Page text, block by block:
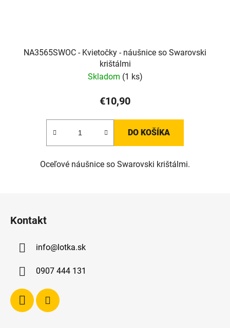
NA3565SWOC - Kvietočky - náušnice so Swarovski
krištálmi
Skladom (1 ks)
€10,90
DO KOŠÍKA
Oceľové náušnice so Swarovski krištálmi.
Kontakt
info@lotka.sk
0907 444 131